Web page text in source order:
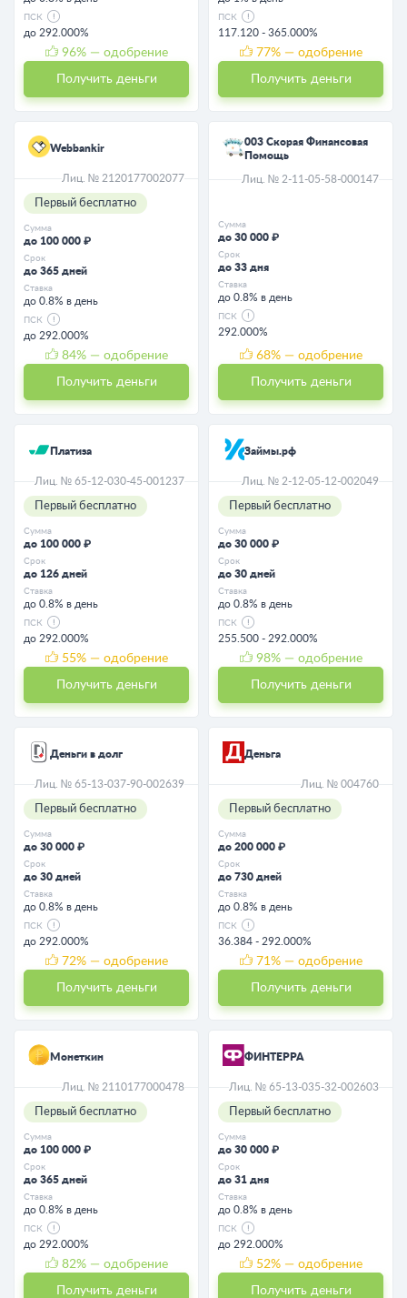
ПСК
до 292.000%
96% — одобрение
Получить деньги
ПСК
117.120 - 365.000%
77% — одобрение
Получить деньги
Webbankir
Лиц. № 2120177002077
Первый бесплатно
Сумма
до 100 000 ₽
Срок
до 365 дней
Ставка
до 0.8% в день
ПСК
до 292.000%
84% — одобрение
Получить деньги
003 Скорая Финансовая
Помощь
Лиц. № 2-11-05-58-000147
Сумма
до 30 000 ₽
Срок
до 33 дня
Ставка
до 0.8% в день
ПСК
292.000%
68% — одобрение
Получить деньги
Платиза
Лиц. № 65-12-030-45-001237
Первый бесплатно
Сумма
до 100 000 ₽
Срок
до 126 дней
Ставка
до 0.8% в день
ПСК
до 292.000%
55% — одобрение
Получить деньги
Займы.рф
Лиц. № 2-12-05-12-002049
Первый бесплатно
Сумма
до 30 000 ₽
Срок
до 30 дней
Ставка
до 0.8% в день
ПСК
255.500 - 292.000%
98% — одобрение
Получить деньги
Деньги в долг
Лиц. № 65-13-037-90-002639
Первый бесплатно
Сумма
до 30 000 ₽
Срок
до 30 дней
Ставка
до 0.8% в день
ПСК
до 292.000%
72% — одобрение
Получить деньги
Деньга
Лиц. № 004760
Первый бесплатно
Сумма
до 200 000 ₽
Срок
до 730 дней
Ставка
до 0.8% в день
ПСК
36.384 - 292.000%
71 % — одобрение
Получить деньги
Монеткин
Лиц. № 2110177000478
Первый бесплатно
Сумма
до 100 000 ₽
Срок
до 365 дней
Ставка
до 0.8% в день
ПСК
до 292.000%
82% — одобрение
Получить деньги
ФИНТЕРРА
Лиц. № 65-13-035-32-002603
Первый бесплатно
Сумма
до 30 000 ₽
Срок
до 31 дня
Ставка
до 0.8% в день
ПСК
до 292.000%
52% — одобрение
Получить деньги